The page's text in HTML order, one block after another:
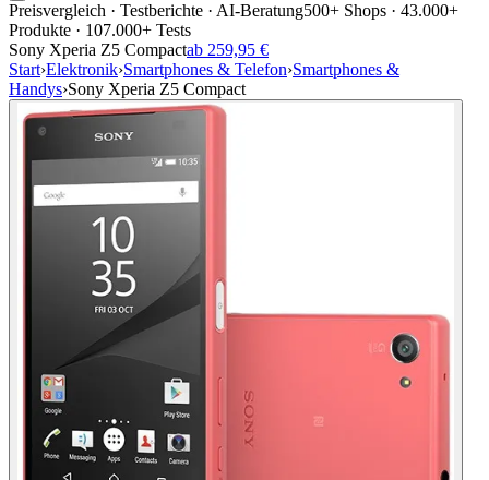
Preisvergleich · Testberichte · AI-Beratung500+ Shops · 43.000+
Produkte · 107.000+ Tests
Sony Xperia Z5 Compactab 259,95 €
Start›Elektronik›Smartphones & Telefon›Smartphones &
Handys›Sony Xperia Z5 Compact